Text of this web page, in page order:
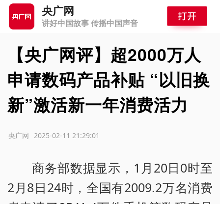
央广网
讲好中国故事 传播中国声音
【央广网评】超2000万人
申请数码产品补贴 “以旧换
新”激活新一年消费活力
2025-02-11 21:29:01
央广网
商务部数据显示，1月20日0时至
2月8日24时，全国有2009.2万名消费